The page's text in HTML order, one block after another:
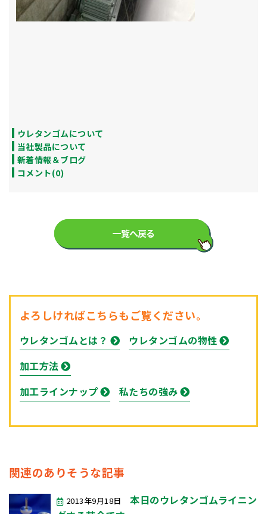
ウレタンゴムについて
当社製品について
新着情報＆ブログ
コメント(0)
一覧へ戻る
よろしければこちらもご覧ください。
ウレタンゴムとは？
ウレタンゴムの物性
加工方法
加工ラインナップ
私たちの強み
関連のありそうな記事
2013年9月18日
本日のウレタンゴムライニン